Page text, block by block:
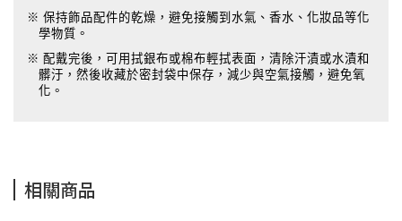
※ 保持飾品配件的乾燥，避免接觸到水氣、香水、化妝品等化
學物質。
※ 配戴完後，可用拭銀布或棉布輕拭表面，清除汗漬或水漬和
髒汙，然後收藏於密封袋中保存，減少與空氣接觸，避免氧
化。
相關商品